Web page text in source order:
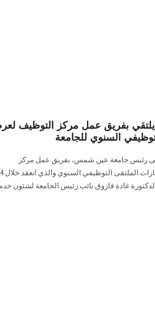
بفريق عمل مركز التوظيف
السنوي للجامعة
رئيس جامعة عين شمس، بفريق عمل مركز
الدكتورة غادة فاروق نائب رئيس الجامعة لشئون